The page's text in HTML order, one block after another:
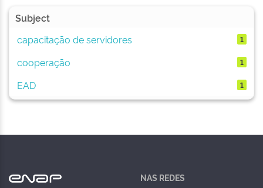
Subject
capacitação de servidores
1
cooperação 1
EAD 1
NAS REDES